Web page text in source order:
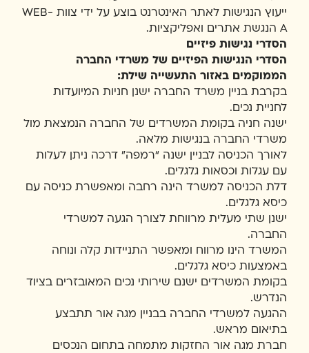
ייעוץ הנגישות לאתר האינטרנט בוצע על ידי צוות WEB-
A הנגשת אתרים
ואפליקציות.
הסדרי נגישות פיזיים
הסדרי הנגישות הפיזיים של משרדי החברה
הממוקמים באזור התעשייה שילת:
בקרבת בניין משרד החברה ישנן חניות המיועדות
לחניית נכים.
ישנה חניה בקומת המשרדים של החברה הנמצאת מול
משרדי החברה בנגישות מלאה.
לאורך הכניסה לבניין ישנה “רמפה” דרכה ניתן לעלות
עם עגלות וכסאות גלגלים.
דלת הכניסה למשרד הינה רחבה ומאפשרת כניסה עם
כיסא גלגלים.
ישנן שתי מעלית מרווחת לצורך הגעה למשרדי
החברה.
המשרד הינו מרווח ומאפשר התניידות קלה ונוחה
באמצעות כיסא גלגלים.
בקומת המשרדים ישנם שירותי נכים המאובזרים בציוד
הנדרש.
ההגעה למשרדי החברה בבניין מגה אור תתבצע
בתיאום מראש.
חברת מגה אור החזקות מתמחה בתחום הנכסים